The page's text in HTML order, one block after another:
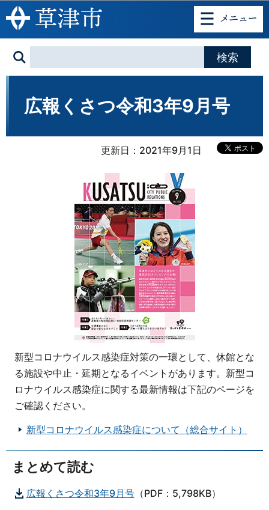
このページの本文へ移動
広報くさつ令和3年9月号
更新日：2021年9月1日
新型コロナウイルス感染症対策の一環として、休館とな
る施設や中止・延期となるイベントがあります。新型コ
ロナウイルス感染症に関する最新情報は下記のページを
ご確認ください。
新型コロナウイルス感染症について（総合サイト）
まとめて読む
広報くさつ令和3年9月号（PDF：5,798KB）